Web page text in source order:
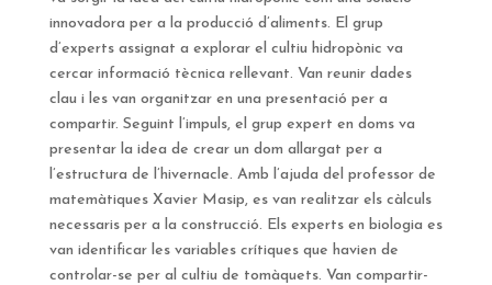
innovadora per a la producció d’aliments. El grup
d’experts assignat a explorar el cultiu hidropònic va
cercar informació tècnica rellevant. Van reunir dades
clau i les van organitzar en una presentació per a
compartir. Seguint l’impuls, el grup expert en doms va
presentar la idea de crear un dom allargat per a
l’estructura de l’hivernacle. Amb l’ajuda del professor de
matemàtiques Xavier Masip, es van realitzar els càlculs
necessaris per a la construcció. Els experts en biologia es
van identificar les variables crítiques que havien de
controlar-se per al cultiu de tomàquets. Van compartir-